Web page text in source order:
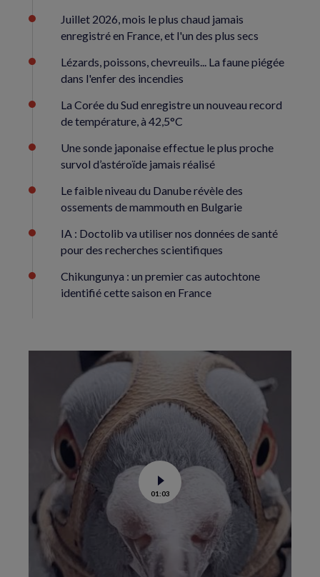
Juillet 2026, mois le plus chaud jamais
enregistré en France, et l'un des plus secs
Lézards, poissons, chevreuils... La faune piégée
dans l'enfer des incendies
La Corée du Sud enregistre un nouveau record
de température, à 42,5°C
Une sonde japonaise effectue le plus proche
survol d’astéroïde jamais réalisé
Le faible niveau du Danube révèle des
ossements de mammouth en Bulgarie
IA : Doctolib va utiliser nos données de santé
pour des recherches scientifiques
Chikungunya : un premier cas autochtone
identifié cette saison en France
Voir
la
vidéo
01:03